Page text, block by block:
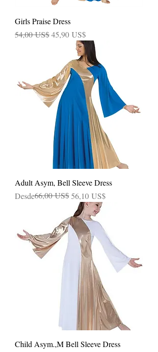
Girls Praise Dress
Precio
54,00 US$Precio de oferta
45,90 US$
Adult Asym, Bell Sleeve Dress
Desde
Precio66,00 US$56,10 US$
Precio de oferta
Child Asym.,M Bell Sleeve Dress